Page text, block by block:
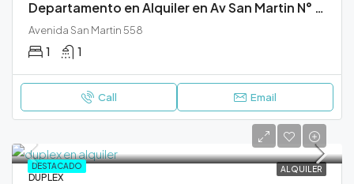
Departamento en Alquiler en Av San Martin N° 558
Avenida San Martin 558
1 1
Call Email
DESTACADO ALQUILER
DUPLEX